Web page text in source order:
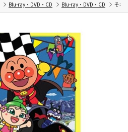
Blu-ray・DVD・CD Blu-ray・DVD・CD それ